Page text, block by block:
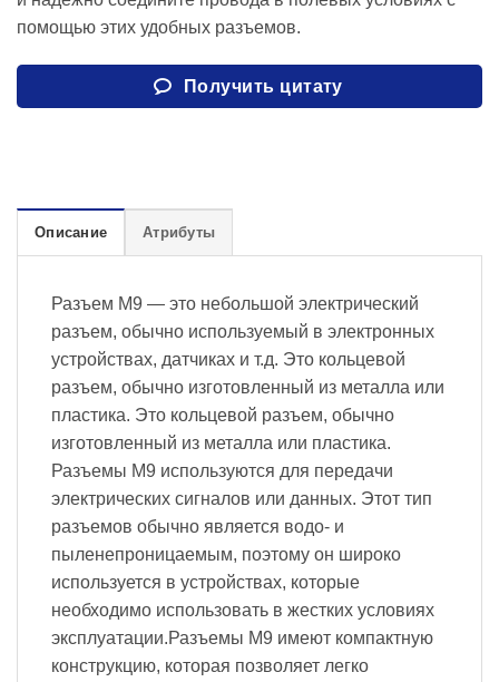
помощью этих удобных разъемов.
Получить цитату
Описание Атрибуты
Разъем M9 — это небольшой электрический
разъем, обычно используемый в электронных
устройствах, датчиках и т.д. Это кольцевой
разъем, обычно изготовленный из металла или
пластика. Это кольцевой разъем, обычно
изготовленный из металла или пластика.
Разъемы M9 используются для передачи
электрических сигналов или данных. Этот тип
разъемов обычно является водо- и
пыленепроницаемым, поэтому он широко
используется в устройствах, которые
необходимо использовать в жестких условиях
эксплуатации.Разъемы M9 имеют компактную
конструкцию, которая позволяет легко